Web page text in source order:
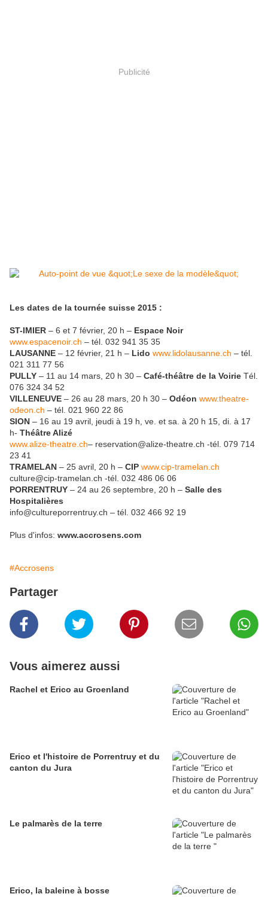
Publicité
Les dates de la tournée suisse 2015 :
ST-IMIER – 6 et 7 février, 20 h – Espace Noir
www.espacenoir.ch – tél. 032 941 35 35
LAUSANNE – 12 février, 21 h – Lido www.lidolausanne.ch – tél.
021 311 77 56
PULLY – 11 au 14 mars, 20 h 30 – Café-théâtre de la Voirie Tél.
076 324 34 52
VILLENEUVE – 26 au 28 mars, 20 h 30 – Odéon www.theatre-
odeon.ch – tél. 021 960 22 86
SION – 16 au 19 avril, jeudi à 19 h, ve. et sa. à 20 h 15, di. à 17
h- Théâtre Alizé
www.alize-theatre.ch– reservation@alize-theatre.ch -tél. 079 714
23 41
TRAMELAN – 25 avril, 20 h – CIP www.cip-tramelan.ch
culture@cip-tramelan.ch -tél. 032 486 06 06
PORRENTRUY – 24 au 26 septembre, 20 h – Salle des
Hospitalières
info@cultureporrentruy.ch – tél. 032 466 92 19
Plus d'infos: www.accrosens.com
#Accrosens
Partager
Vous aimerez aussi
Rachel et Erico au Groenland
Erico et l'histoire de Porrentruy et du
canton du Jura
Le palmarès de la terre
Erico, la baleine à bosse